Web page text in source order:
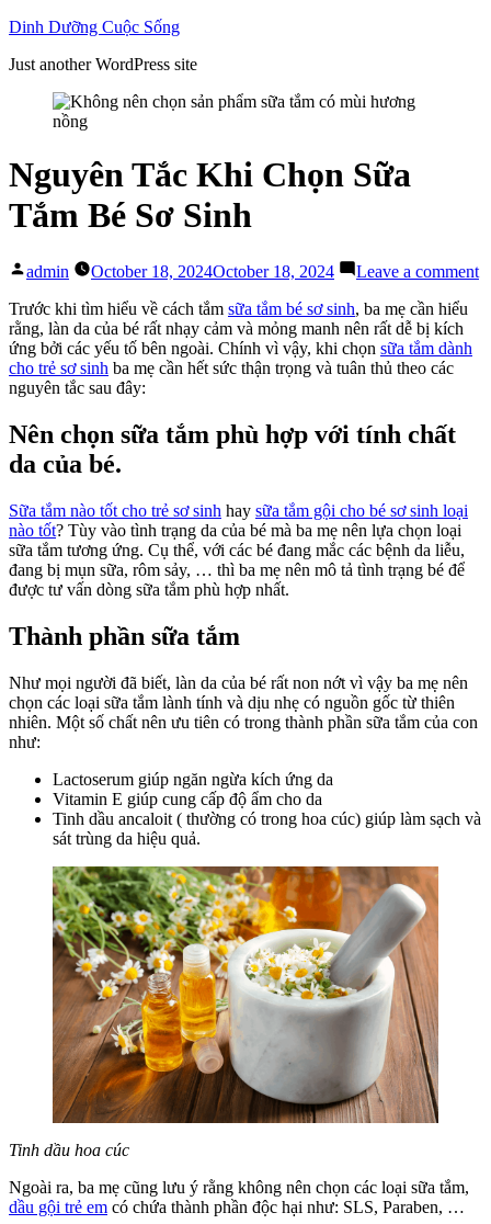
Skip
content
Dinh Dưỡng Cuộc Sống
Just another WordPress site
Nguyên Tắc Khi Chọn Sữa
Tắm Bé Sơ Sinh
Posted
admin October 18, 2024October 18, 2024 Leave a comment
Trước khi tìm hiểu về cách tắm sữa tắm bé sơ sinh, ba mẹ cần hiểu
rằng, làn da của bé rất nhạy cảm và mỏng manh nên rất dễ bị kích
ứng bởi các yếu tố bên ngoài. Chính vì vậy, khi chọn sữa tắm dành
cho trẻ sơ sinh ba mẹ cần hết sức thận trọng và tuân thủ theo các
nguyên tắc sau đây:
Nên chọn sữa tắm phù hợp với tính chất
da của bé.
Sữa tắm nào tốt cho trẻ sơ sinh hay sữa tắm gội cho bé sơ sinh loại
nào tốt? Tùy vào tình trạng da của bé mà ba mẹ nên lựa chọn loại
sữa tắm tương ứng. Cụ thể, với các bé đang mắc các bệnh da liễu,
đang bị mụn sữa, rôm sảy, … thì ba mẹ nên mô tả tình trạng bé để
được tư vấn dòng sữa tắm phù hợp nhất.
Thành phần sữa tắm
Như mọi người đã biết, làn da của bé rất non nớt vì vậy ba mẹ nên
chọn các loại sữa tắm lành tính và dịu nhẹ có nguồn gốc từ thiên
nhiên. Một số chất nên ưu tiên có trong thành phần sữa tắm của con
như:
Lactoserum giúp ngăn ngừa kích ứng da
Vitamin E giúp cung cấp độ ẩm cho da
Tinh dầu ancaloit ( thường có trong hoa cúc) giúp làm sạch và
sát trùng da hiệu quả.
Tinh dầu hoa cúc
Ngoài ra, ba mẹ cũng lưu ý rằng không nên chọn các loại sữa tắm,
dầu gội trẻ em có chứa thành phần độc hại như: SLS, Paraben, …